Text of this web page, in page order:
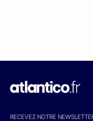
RECEVEZ NOTRE